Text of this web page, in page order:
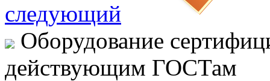
следующий
Оборудование
действующим ГОСТам